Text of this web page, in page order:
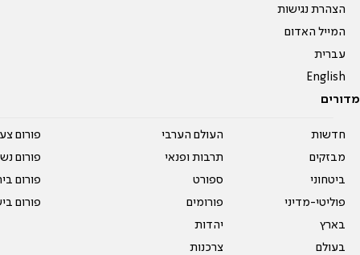
הצהרת נגישות
המייל האדום
עברית
English
מדורים
חדשות
מבזקים
ביטחוני
פוליטי-מדיני
בארץ
בעולם
העולם הערבי
תרבות ופנאי
ספורט
פורומים
יהדות
צרכנות
פורום
פורום
פורום
פורום